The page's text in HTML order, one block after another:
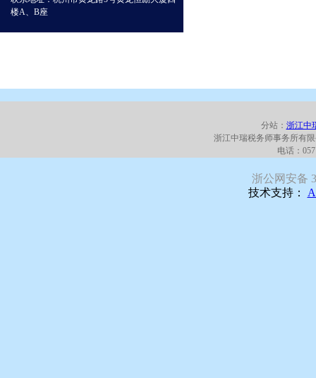
楼A、B座
分站： 浙江中
浙江中瑞税务师事务所有
电话：
浙公网安备
技术支持：